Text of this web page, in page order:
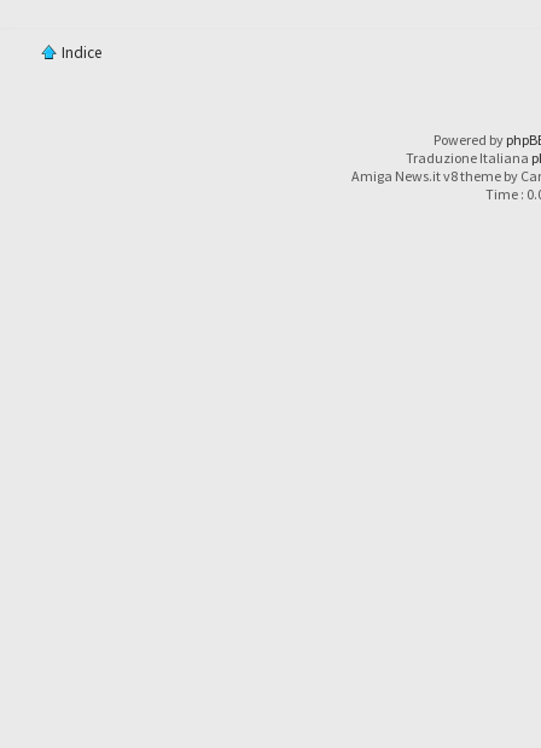
Indice
Powered by
Traduzione Italiana
Amiga News.it v8 theme by
Time :